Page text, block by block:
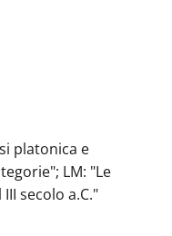
platonica e
LM: "Le
secolo a.C."